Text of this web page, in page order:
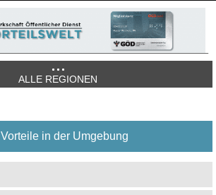
ALLE REGIONEN
Vorteile in der Umgebung